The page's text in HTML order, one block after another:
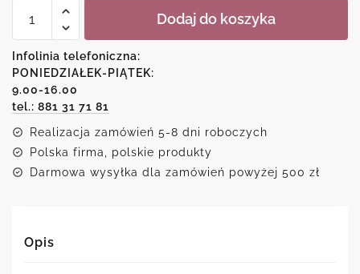
Dekoracja
zakupy
to
zawsze
dobry
Dodaj do koszyka
Infolinia telefoniczna:
PONIEDZIAŁEK-PIĄTEK:
9.00-16.00
tel.: 881 31 71 81
Realizacja zamówień 5-8 dni roboczych
Polska firma, polskie produkty
Darmowa wysyłka dla zamówień powyżej 500 zł
Opis